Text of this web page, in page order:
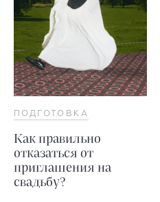
ПОДГОТОВКА
Как правильно
отказаться от
приглашения на
свадьбу?